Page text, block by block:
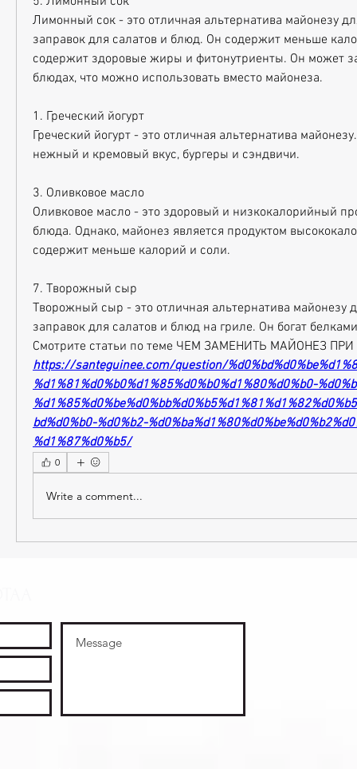
Лимонный сок - это отличная альтернатива майонезу
заправок для салатов и блюд. Он содержит меньше
содержит здоровые жиры и фитонутриенты. Он может
блюдах, что можно использовать вместо майонеза.
1. Греческий йогурт
Греческий йогурт - это отличная альтернатива
нежный и кремовый вкус, бургеры и сэндвичи.
3. Оливковое масло
Оливковое масло - это здоровый и низкокалорийный
блюда. Однако, майонез является продуктом
содержит меньше калорий и соли.
7. Творожный сыр
Творожный сыр - это отличная альтернатива майонезу
заправок для салатов и блюд на гриле. Он богат
Смотрите статьи по теме ЧЕМ ЗАМЕНИТЬ МАЙОНЕЗ
https://santeguinee.com/question/
%d1%81%d0%b0%d1%85%d0%b0%d1%80%d0%b0-
bd%d0%b0-%d0%b2-
%d1%87%d0%b5/
0
Write a comment...